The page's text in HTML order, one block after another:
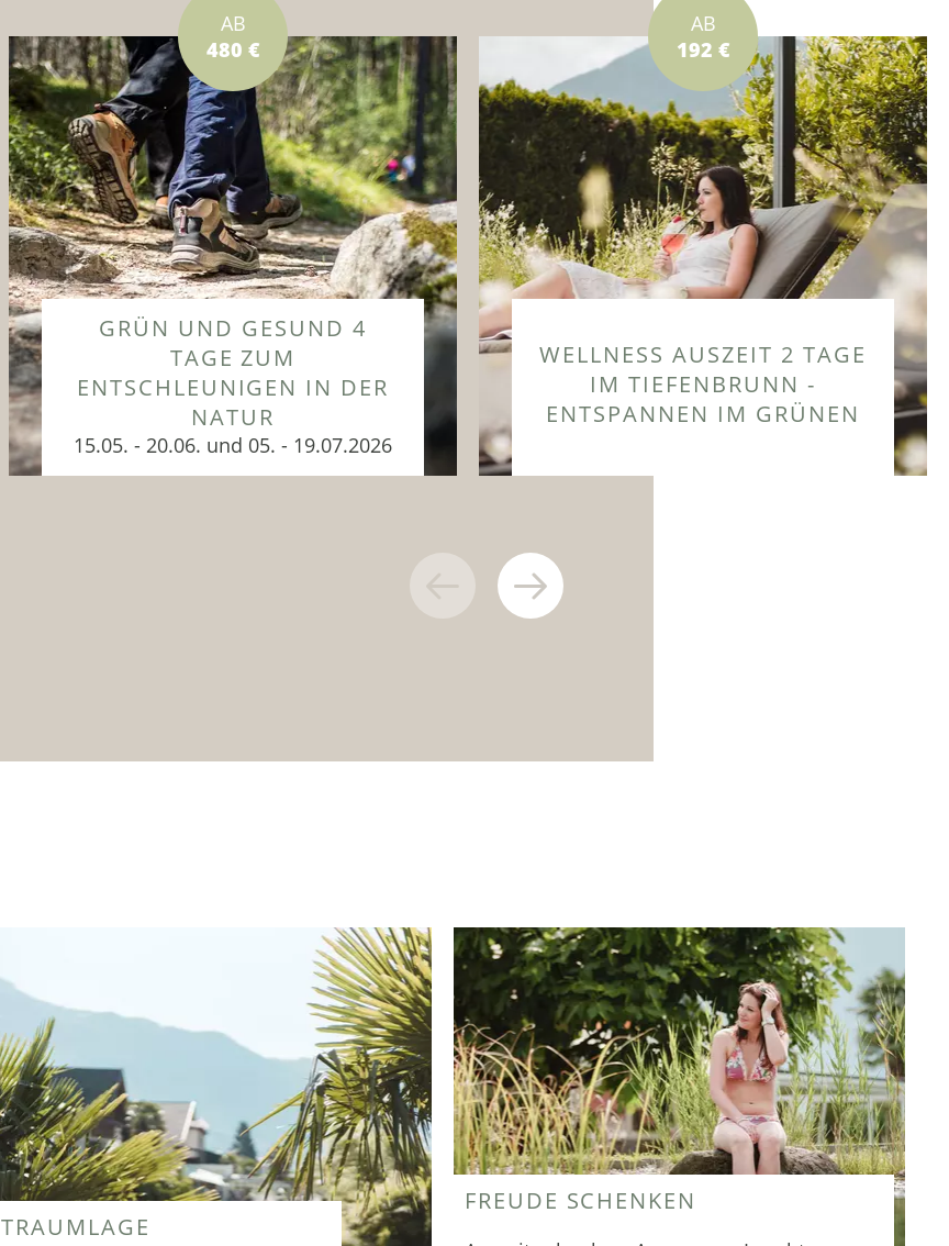
AB
480 €
GRÜN UND GESUND 4
TAGE ZUM
ENTSCHLEUNIGEN IN DER
NATUR
15.05. - 20.06. und 05. - 19.07.2026
AB
192 €
WELLNESS AUSZEIT 2 TAGE
IM TIEFENBRUNN -
ENTSPANNEN IM GRÜNEN
TRAUMLAGE
FREUDE SCHENKEN